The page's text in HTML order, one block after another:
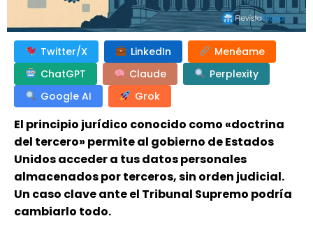
Twitter/X LinkedIn
Menéame
ChatGPT
Claude
Perplexity
Google AI
Grok
El principio jurídico conocido como «doctrina
del tercero» permite al gobierno de Estados
Unidos acceder a tus datos personales
almacenados por terceros, sin orden judicial.
Un caso clave ante el Tribunal Supremo podría
cambiarlo todo.